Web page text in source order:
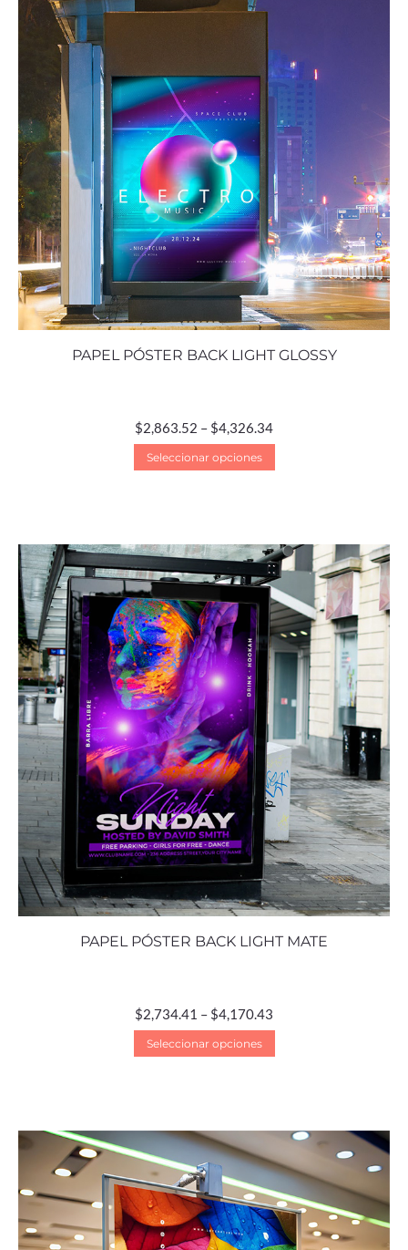
PAPEL PÓSTER BACK LIGHT GLOSSY
$2,863.52 – $4,326.34
Seleccionar opciones
PAPEL PÓSTER BACK LIGHT MATE
$2,734.41 – $4,170.43
Seleccionar opciones